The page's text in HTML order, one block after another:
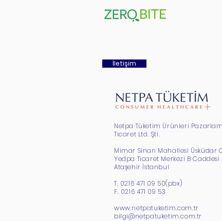
İletişim
Netpa Tüketim Ürünleri
Ticaret Ltd. Şti.
Mimar Sinan Mahallesi Üsküdar
Yedpa Ticaret Merkezi B Caddesi
Ataşehir İstanbul
T. 0216 471 09 50(pbx)
F. 0216 471 09 53
www.netpatuketim.com.tr
bilgi@netpatuketim.com.tr